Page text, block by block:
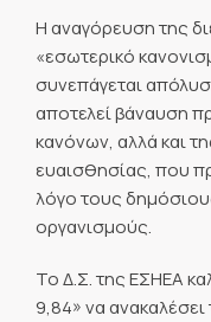
Η αναγόρευση της
«εσωτερικό
συνεπάγεται
αποτελεί βάναυση
κανόνων, αλλά και
ευαισθησίας, που
λόγο τους
οργανισμούς.
Το Δ.Σ. της ΕΣΗΕΑ
9,84» να